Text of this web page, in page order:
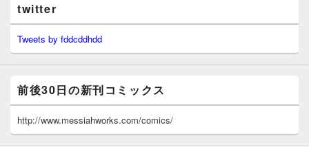
twitter
Tweets by fddcddhdd
前後30日の新刊コミックス
http://www.messiahworks.com/comics/